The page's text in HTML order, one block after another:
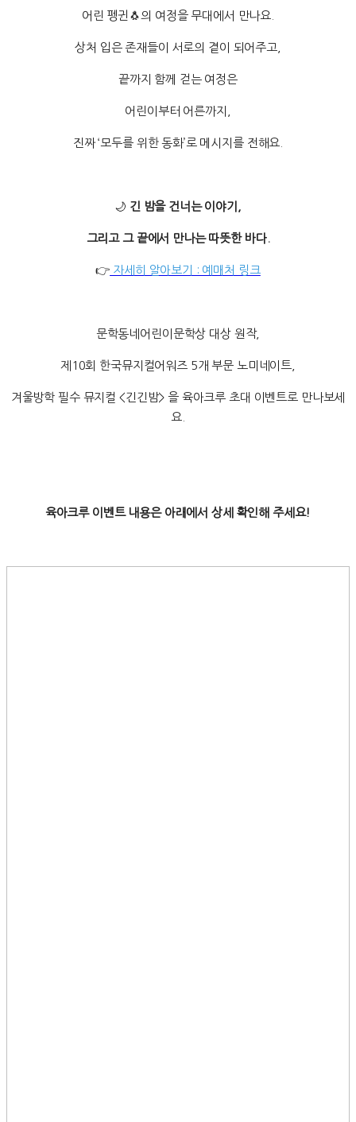
어린 펭귄🐧의 여정을 무대에서 만나요.
상처 입은 존재들이 서로의 곁이 되어주고,
끝까지 함께 걷는 여정은
어린이부터 어른까지,
진짜 ‘모두를 위한 동화’로 메시지를 전해요.
🌙 긴 밤을 건너는 이야기,
그리고 그 끝에서 만나는 따뜻한 바다.
👉 자세히 알아보기 : 예매처 링크
문학동네어린이문학상 대상 원작,
제10회 한국뮤지컬어워즈 5개 부문 노미네이트,
겨울방학 필수 뮤지컬 <긴긴밤> 을 육아크루 초대 이벤트로 만나보세
요.
육아크루 이벤트 내용은 아래에서 상세 확인해 주세요!